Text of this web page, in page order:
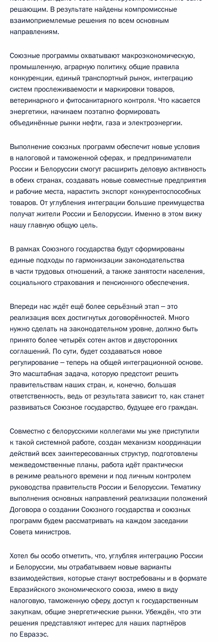
решающим. В результате найдены компромиссные
взаимоприемлемые решения по всем основным
направлениям.
Союзные программы охватывают макроэкономическую,
промышленную, аграрную политику, общие правила
конкуренции, единый транспортный рынок, интеграцию
систем прослеживаемости и маркировки товаров,
ветеринарного и фитосанитарного контроля. Что касается
энергетики, начинаем поэтапно формировать
объединённые рынки нефти, газа и электроэнергии.
Выполнение союзных программ обеспечит новые условия
в налоговой и таможенной сферах, и предприниматели
России и Белоруссии смогут расширить деловую активность
в обеих странах, создавать новые совместные предприятия
и рабочие места, нарастить экспорт конкурентоспособных
товаров. От углубления интеграции большие преимущества
получат жители России и Белоруссии. Именно в этом вижу
нашу главную общую цель.
В рамках Союзного государства будут сформированы
единые подходы по гармонизации законодательства
в части трудовых отношений, а также занятости населения,
социального страхования и пенсионного обеспечения.
Впереди нас ждёт ещё более серьёзный этап ‒ это
реализация всех достигнутых договорённостей. Много
нужно сделать на законодательном уровне, должно быть
принято более четырёх сотен актов и двусторонних
соглашений. По сути, будет создаваться новое
регулирование ‒ теперь на общей интеграционной основе.
Это масштабная задача, которую предстоит решить
правительствам наших стран, и, конечно, большая
ответственность, ведь от результата зависит то, как станет
развиваться Союзное государство, будущее его граждан.
Совместно с белорусскими коллегами мы уже приступили
к такой системной работе, создан механизм координации
действий всех заинтересованных структур, подготовлены
межведомственные планы, работа идёт практически
в режиме реального времени и под личным контролем
руководства правительств России и Белоруссии. Тематику
выполнения основных направлений реализации положений
Договора о создании Союзного государства и союзных
программ будем рассматривать на каждом заседании
Совета министров.
Хотел бы особо отметить, что, углубляя интеграцию России
и Белоруссии, мы отрабатываем новые варианты
взаимодействия, которые станут востребованы и в формате
Евразийского экономического союза, имею в виду
налоговую, таможенную сферу, доступ к государственным
закупкам, общие энергетические рынки. Убеждён, что эти
решения представляют интерес для наших партнёров
по Евразэс.